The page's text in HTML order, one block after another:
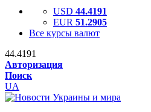
USD 44.4191
EUR 51.2905
Все курсы валют
44.4191
Авторизация
Поиск
UA